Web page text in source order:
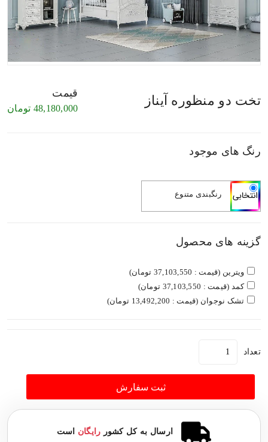
تخت دو منظوره آیناز قیمت
48,180,000 تومان
رنگ های موجود
رنگبندی متنوع
گزینه های محصول
ویترین (قیمت : 37,103,550 تومان)
کمد (قیمت : 37,103,550 تومان)
تشک نوجوان (قیمت : 13,492,200 تومان)
تعداد
ثبت سفارش
ارسال به کل کشور رایگان است